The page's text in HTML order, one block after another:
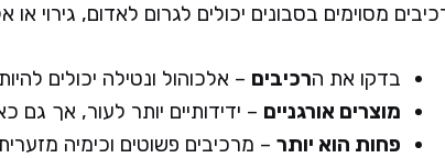
מסוימים בסבונים יכולים לגרום לאדום, גירוי
בדקו את הרכיבים – אלכוהול ונטילה יכולים
מוצרים אורגניים – ידידותיים יותר לעור, אך גם
פחות הוא יותר – מרכיבים פשוטים וכימיה